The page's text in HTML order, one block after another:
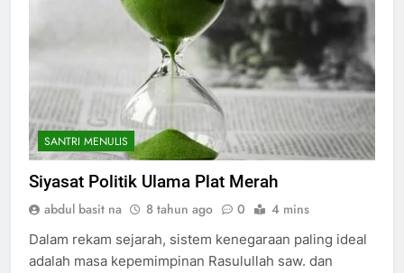
SANTRI MENULIS
Siyasat Politik Ulama Plat Merah
abdul basit na 8 tahun ago 0 4 mins
Dalam rekam sejarah, sistem kenegaraan paling ideal
adalah masa kepemimpinan Rasulullah saw. dan